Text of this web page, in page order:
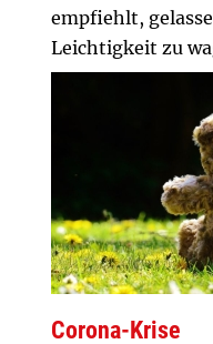
empfiehlt,
Leichtigkeit zu
Corona-Krise